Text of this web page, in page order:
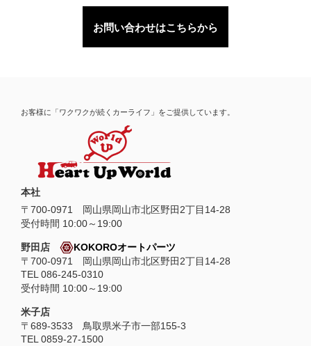
お問い合わせはこちらから
お客様に「ワクワクが続くカーライフ」をご提供しています。
本社
〒 700-0971 岡山県岡山市北区野田2丁目14-28
受付時間 10:00～19:00
野田店
KOKOROオートパーツ
〒700-0971 岡山県岡山市北区野田2丁目14-28
TEL 086-245-0310
受付時間 10:00～19:00
米子店
〒689-3533 鳥取県米子市一部155-3
TEL 0859-27-1500